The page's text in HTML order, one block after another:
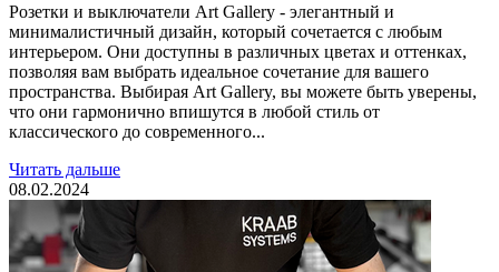
Розетки и выключатели Art Gallery - элегантный и
минималистичный дизайн, который сочетается с любым
интерьером. Они доступны в различных цветах и оттенках,
позволяя вам выбрать идеальное сочетание для вашего
пространства. Выбирая Art Gallery, вы можете быть уверены,
что они гармонично впишутся в любой стиль от
классического до современного...
Читать дальше
08.02.2024